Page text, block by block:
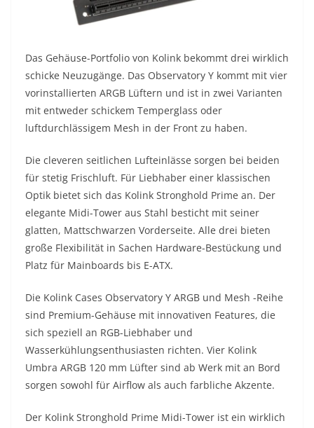
Das Gehäuse-Portfolio von Kolink bekommt drei wirklich
schicke Neuzugänge. Das Observatory Y kommt mit vier
vorinstallierten ARGB Lüftern und ist in zwei Varianten
mit entweder schickem Temperglass oder
luftdurchlässigem Mesh in der Front zu haben.
Die cleveren seitlichen Lufteinlässe sorgen bei beiden
für stetig Frischluft. Für Liebhaber einer klassischen
Optik bietet sich das Kolink Stronghold Prime an. Der
elegante Midi-Tower aus Stahl besticht mit seiner
glatten, Mattschwarzen Vorderseite. Alle drei bieten
große Flexibilität in Sachen Hardware-Bestückung und
Platz für Mainboards bis E-ATX.
Die Kolink Cases Observatory Y ARGB und Mesh -Reihe
sind Premium-Gehäuse mit innovativen Features, die
sich speziell an RGB-Liebhaber und
Wasserkühlungsenthusiasten richten. Vier Kolink
Umbra ARGB 120 mm Lüfter sind ab Werk mit an Bord
sorgen sowohl für Airflow als auch farbliche Akzente.
Der Kolink Stronghold Prime Midi-Tower ist ein wirklich